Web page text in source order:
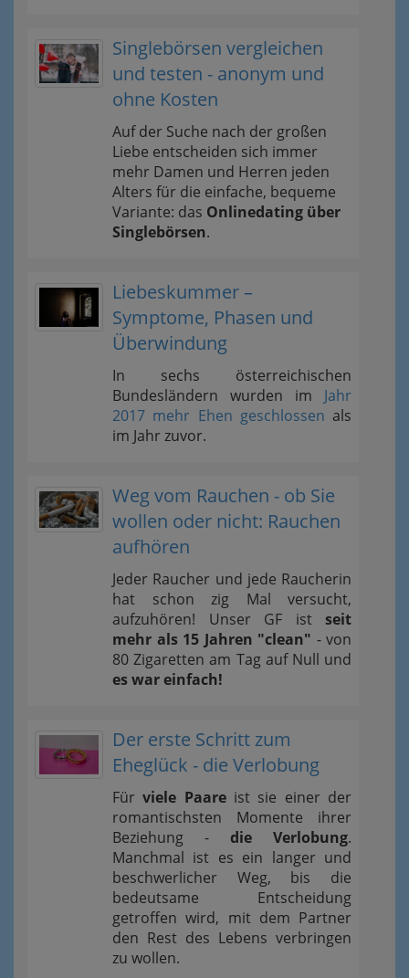
Singlebörsen vergleichen
und testen - anonym und
ohne Kosten
Auf der Suche nach der großen
Liebe entscheiden sich immer
mehr Damen und Herren jeden
Alters für die einfache, bequeme
Variante: das Onlinedating über
Singlebörsen.
Liebeskummer –
Symptome, Phasen und
Überwindung
In sechs österreichischen
Bundesländern wurden im Jahr
2017 mehr Ehen geschlossen als
im Jahr zuvor.
Weg vom Rauchen - ob Sie
wollen oder nicht: Rauchen
aufhören
Jeder Raucher und jede Raucherin
hat schon zig Mal versucht,
aufzuhören! Unser GF ist seit
mehr als 15 Jahren "clean" - von
80 Zigaretten am Tag auf Null und
es war einfach!
Der erste Schritt zum
Eheglück - die Verlobung
Fürviele Paareist sie einer der
romantischsten Momente ihrer
Beziehung - die Verlobung.
Manchmal ist es ein langer und
beschwerlicher Weg, bis die
bedeutsame Entscheidung
getroffen wird, mit dem Partner
den Rest des Lebens verbringen
zu wollen.